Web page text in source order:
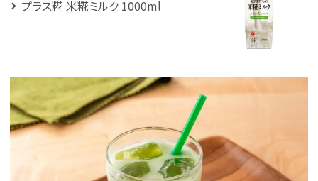
プラス糀 米糀ミルク 1000ml